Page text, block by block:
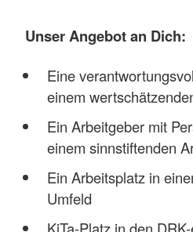
Unser Angebot an Dich:
Eine
einem
Ein Arbeitgeber mit
einem sinnstiftenden
Ein Arbeitsplatz in
Umfeld